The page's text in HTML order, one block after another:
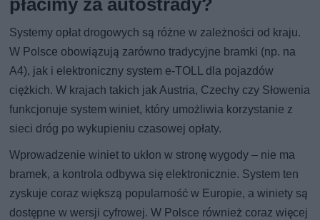
Systemy opłat drogowych są różne w zależności od kraju.
W Polsce obowiązują zarówno tradycyjne bramki (np. na
A4), jak i elektroniczny system e-TOLL dla pojazdów
ciężkich. W krajach takich jak Austria, Czechy czy Słowenia
funkcjonuje system winiet, który umożliwia korzystanie z
sieci dróg po wykupieniu czasowej opłaty.
Wprowadzenie winiet to ukłon w stronę wygody – nie ma
bramek, a kontrola odbywa się elektronicznie. System ten
zyskuje coraz większą popularność w Europie, a winiety są
dostępne w wersji cyfrowej. W Polsce również coraz więcej